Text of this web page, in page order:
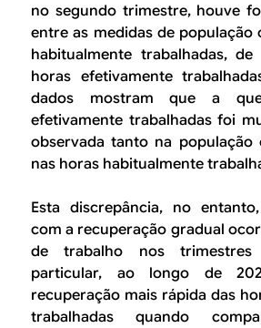
no segundo trimestre, houve
entre as medidas de população
habitualmente trabalhadas,
horas efetivamente
dados mostram que a
efetivamente trabalhadas foi
observada tanto na população
nas horas habitualmente
Esta discrepância, no
com a recuperação gradual
de trabalho nos trimestres
particular, ao longo de
recuperação mais rápida das
trabalhadas quando